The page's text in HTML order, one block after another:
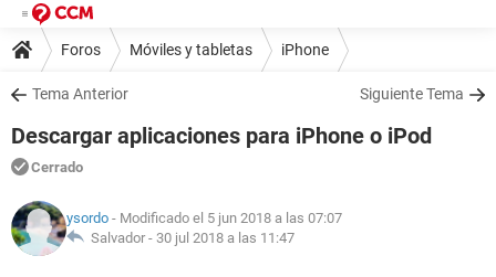
Foros Móviles y tabletas iPhone
Tema Anterior Siguiente Tema
Descargar aplicaciones para iPhone o iPod
Cerrado
ysordo - Modificado el 5 jun 2018 a las 07:07
Salvador - 30 jul 2018 a las 11:47